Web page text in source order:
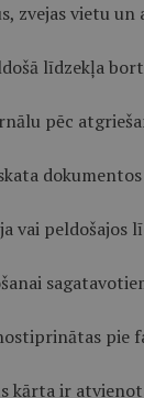
zvejas vietu
līdzekļa
pēc
vai
pie
kārta ir